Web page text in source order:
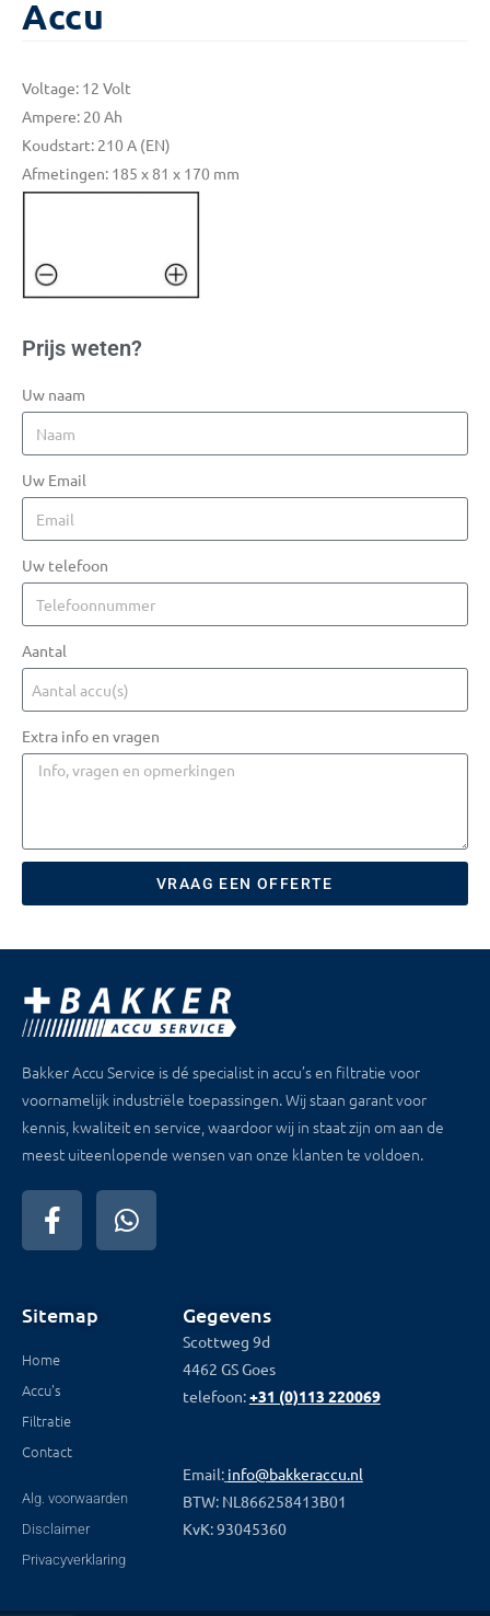
Accu
Voltage: 12 Volt
Ampere: 20 Ah
Koudstart: 210 A (EN)
Afmetingen: 185 x 81 x 170 mm
Prijs weten?
Uw naam
Uw Email
Uw telefoon
Aantal
Extra info en vragen
VRAAG EEN OFFERTE
Bakker Accu Service is dé specialist in accu’s en filtratie voor
voornamelijk industriële toepassingen. Wij staan garant voor
kennis, kwaliteit en service, waardoor wij in staat zijn om aan de
meest uiteenlopende wensen van onze klanten te voldoen.
Sitemap
Home
Accu's
Filtratie
Contact
Alg. voorwaarden
Disclaimer
Privacyverklaring
Gegevens
Scottweg 9d
4462 GS Goes
telefoon:+31 (0)113 220069
Email: info@bakkeraccu.nl
BTW: NL866258413B01
KvK: 93045360